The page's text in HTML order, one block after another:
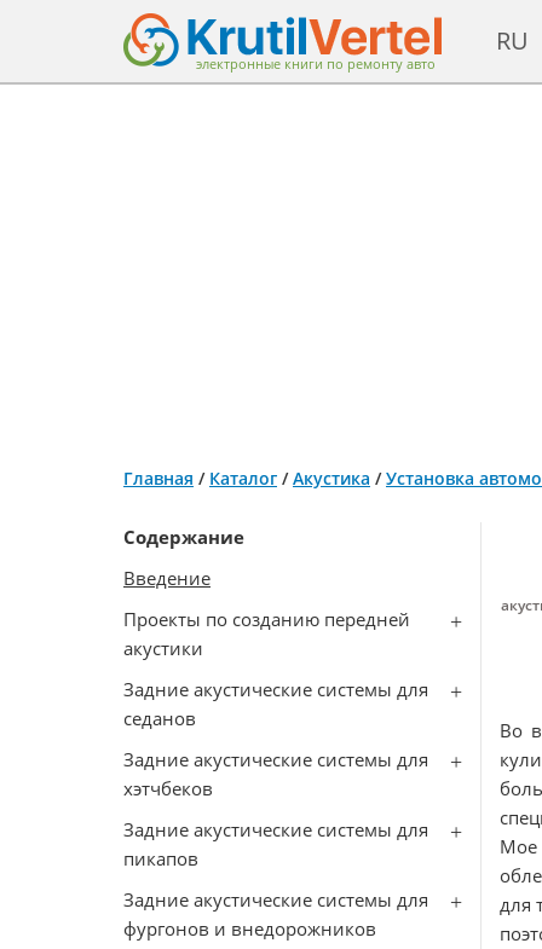
электронные книги по ремонту авто
RU
Главная / Каталог /Акустика /Установка
Содержание
Введение
Проекты по созданию передней
акустики
Задние акустические системы для
седанов
Задние акустические системы для
хэтчбеков
Задние акустические системы для
пикапов
Задние акустические системы для
фургонов и внедорожников
Во
для